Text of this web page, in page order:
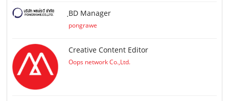
ฺBD Manager
pongrawe
Creative Content Editor
Oops network Co.,Ltd.